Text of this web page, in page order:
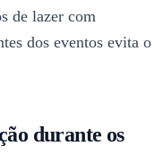
de lazer com
dos eventos evita o
durante os